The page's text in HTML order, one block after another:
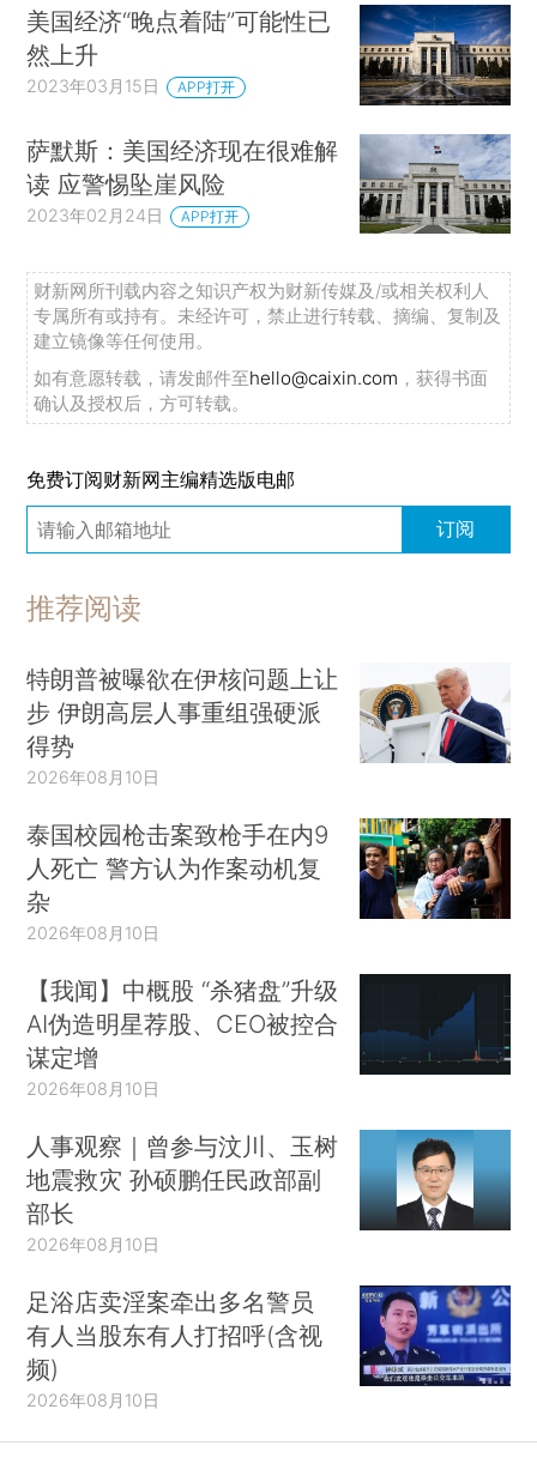
美国经济“晚点着陆”可能性已
然上升
2023年03月15日 APP打开
萨默斯：美国经济现在很难解
读 应警惕坠崖风险
2023年02月24日 APP打开
财新网所刊载内容之知识产权为财新传媒及/或相关权利人
专属所有或持有。未经许可，禁止进行转载、摘编、复制及
建立镜像等任何使用。
如有意愿转载，请发邮件至hello@caixin.com ，获得书面
确认及授权后，方可转载。
免费订阅财新网主编精选版电邮
订阅
推荐阅读
特朗普被曝欲在伊核问题上让
步 伊朗高层人事重组强硬派
得势
2026年08月10日
泰国校园枪击案致枪手在内9
人死亡 警方认为作案动机复
杂
2026年08月10日
【我闻】中概股 “杀猪盘”升级
AI伪造明星荐股、CEO被控合
谋定增
2026年08月10日
人事观察｜曾参与汶川、玉树
地震救灾 孙硕鹏任民政部副
部长
2026年08月10日
足浴店卖淫案牵出多名警员
有人当股东有人打招呼(含视
频)
2026年08月10日